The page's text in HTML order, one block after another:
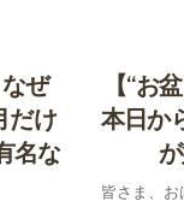
ぜ
だけ
名な
【“お
本日か
皆さま、